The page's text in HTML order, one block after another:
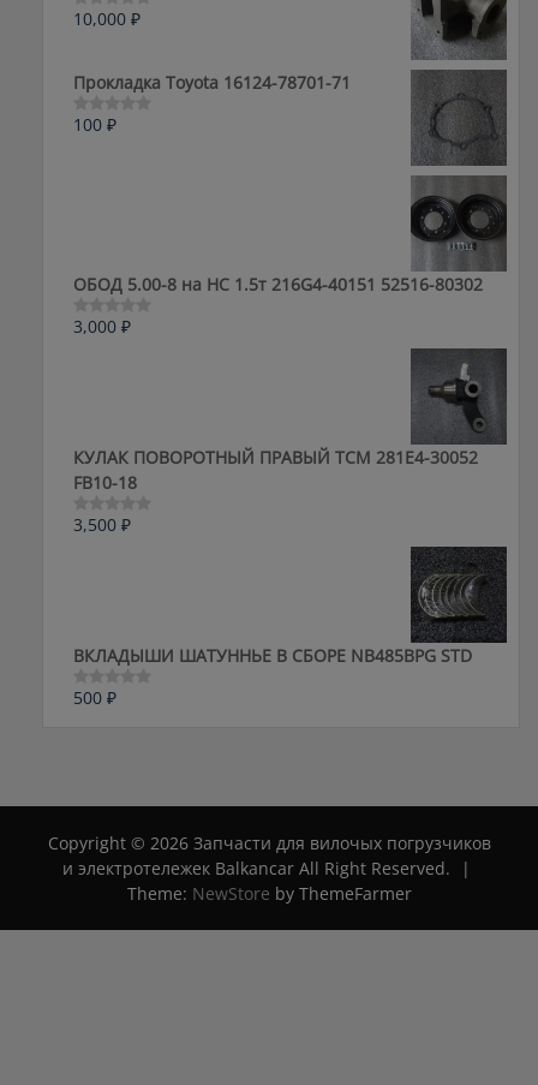
Оценка
5
10,000 ₽
Прокладка Toyota 16124-78701-71
Оценка
100 ₽
ОБОД 5.00-8 на HC 1.5т 216G4-40151 52516-80302
Оценка
3,000 ₽
КУЛАК ПОВОРОТНЫЙ ПРАВЫЙ ТСМ 281E4-30052
FB10-18
Оценка
3,500 ₽
ВКЛАДЫШИ ШАТУННЬЕ В СБОРЕ NB485BPG STD
Оценка
500 ₽
Copyright © 2026 Запчасти для вилочых погрузчиков
и электротележек Balkancar All Right Reserved.
|
Theme: NewStore by ThemeFarmer